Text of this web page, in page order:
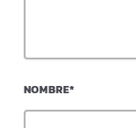
NOMBRE*